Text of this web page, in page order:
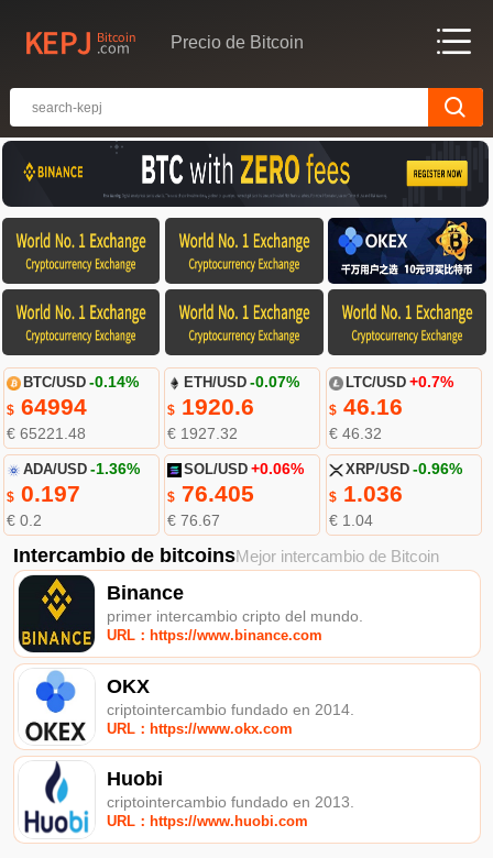
Precio de Bitcoin
BTC/USD -0.14%
$64994
€ 65221.48
ETH/USD -0.07%
$ 1920.6
€ 1927.32
LTC/USD +0.7%
$46.16
€ 46.32
ADA/USD -1.36%
$0.197
€ 0.2
SOL/USD +0.06%
$ 76.405
€ 76.67
XRP/USD -0.96%
$1.036
€ 1.04
Intercambio de bitcoinsMejor intercambio de Bitcoin
Binance
primer intercambio cripto del mundo.
URL：https://www.binance.com
OKX
criptointercambio fundado en 2014.
URL：https://www.okx.com
Huobi
criptointercambio fundado en 2013.
URL：https://www.huobi.com